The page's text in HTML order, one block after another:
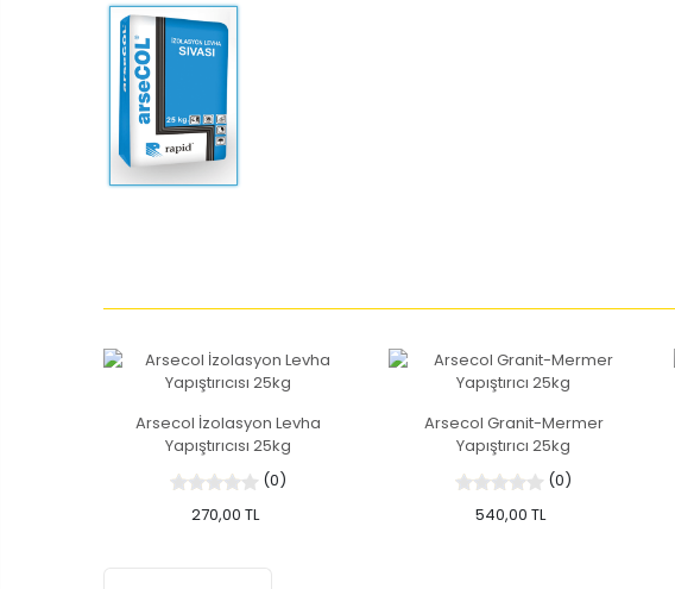
Arsecol İzolasyon Levha
Yapıştırıcısı 25kg
(0)
270,00 TL
Arsecol Granit-Mermer
Yapıştırıcı 25kg
(0)
540,00 TL